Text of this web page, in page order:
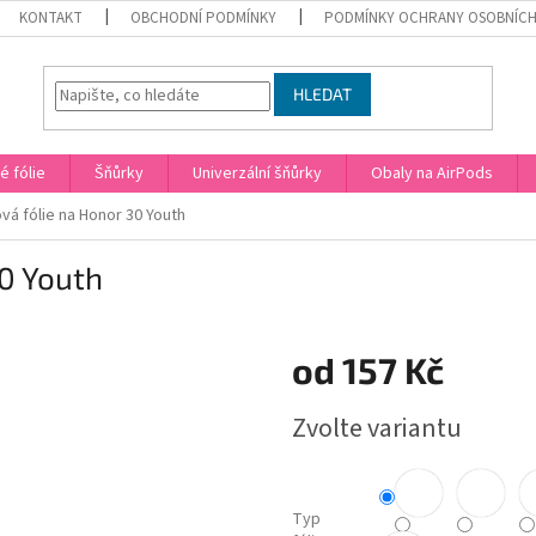
KONTAKT OBCHODNÍ PODMÍNKY PODMÍNKY OCHRANY OSOBNÍCH
HLEDAT
fólie Šňůrky Univerzální šňůrky Obaly na AirPods
fólie na Honor 30 Youth
Youth
od 157 Kč
cena:
Zvolte variantu
Typ